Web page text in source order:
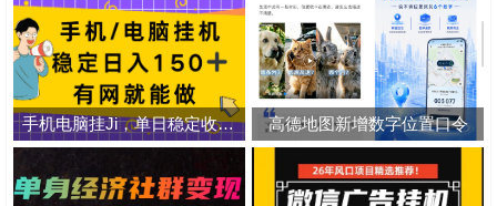
手机电脑挂Ji，单日稳定收入150+，有网就能做！ 高德地图新增数字位置口令